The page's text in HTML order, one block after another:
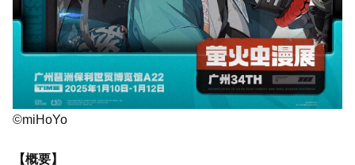
©miHoYo
【概要】